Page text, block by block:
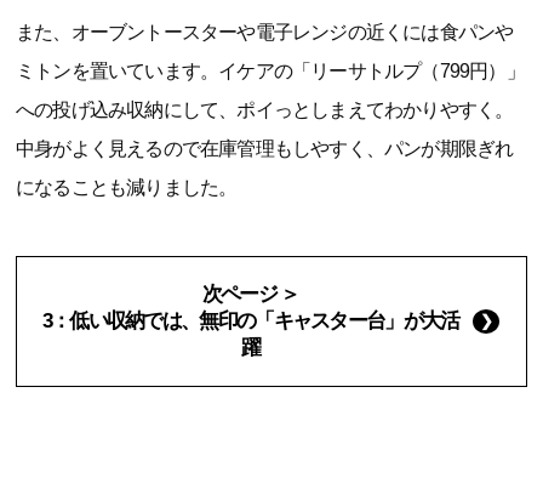
また、オーブントースターや電子レンジの近くには食パンや
ミトンを置いています。イケアの「リーサトルプ（799円）」
への投げ込み収納にして、ポイっとしまえてわかりやすく。
中身がよく見えるので在庫管理もしやすく、パンが期限ぎれ
になることも減りました。
次ページ ＞
3：低い収納では、無印の「キャスター台」が大活
躍